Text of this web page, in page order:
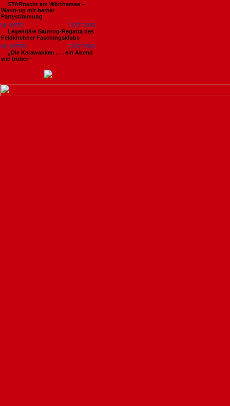
STARnacht am Wörthersee –
Warm-up mit bester
Partystimmung
Nr. 18761
13.07.2026
Legendäre Sautrog-Regatta des
Feldkirchner Faschingsklubs
Nr. 18759
13.07.2026
„Die Karawanken . . . ein Abend
wie früher“